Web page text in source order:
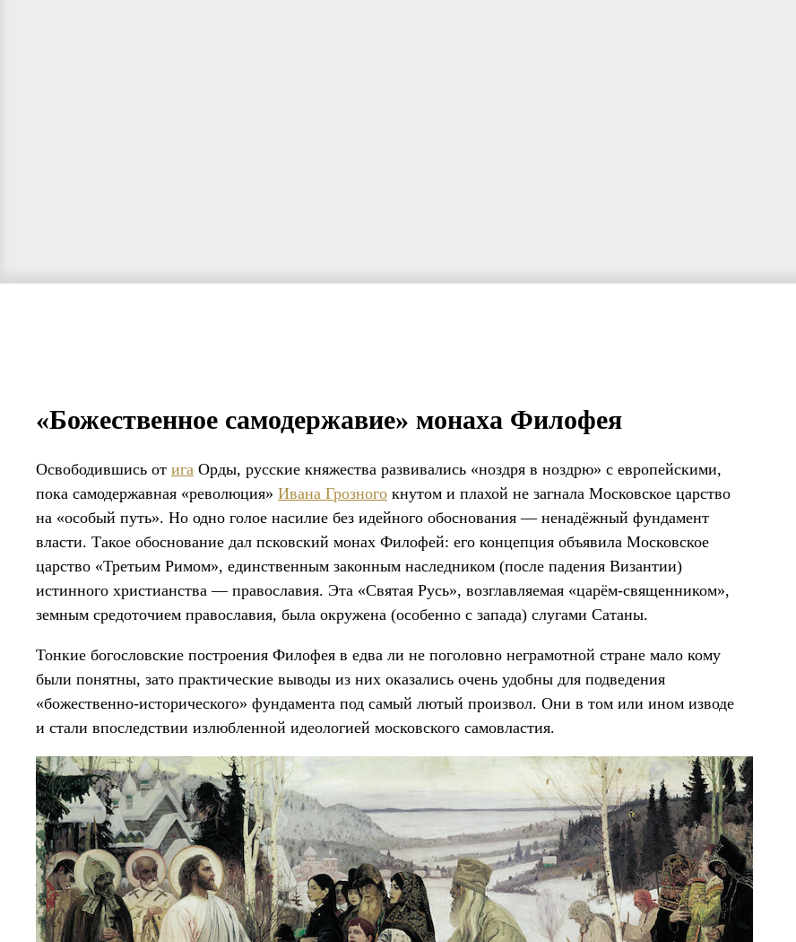
«Божественное самодержавие» монаха Филофея
Освободившись от ига Орды, русские княжества развивались «ноздря в ноздрю» с европейскими,
пока самодержавная «революция» Ивана Грозного кнутом и плахой не загнала Московское царство
на «особый путь». Но одно голое насилие без идейного обоснования — ненадёжный фундамент
власти. Такое обоснование дал псковский монах Филофей: его концепция объявила Московское
царство «Третьим Римом», единственным законным наследником (после падения Византии)
истинного христианства — православия. Эта «Святая Русь», возглавляемая «царём-священником»,
земным средоточием православия, была окружена (особенно с запада) слугами Сатаны.
Тонкие богословские построения Филофея в едва ли не поголовно неграмотной стране мало кому
были понятны, зато практические выводы из них оказались очень удобны для подведения
«божественно-исторического» фундамента под самый лютый произвол. Они в том или ином изводе
и стали впоследствии излюбленной идеологией московского самовластия.